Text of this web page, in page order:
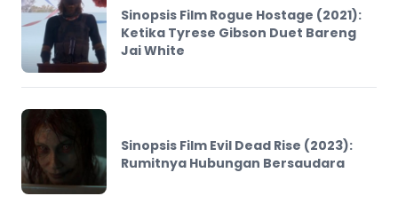
Sinopsis Film Rogue Hostage (2021):
Ketika Tyrese Gibson Duet Bareng
Jai White
Sinopsis Film Evil Dead Rise (2023):
Rumitnya Hubungan Bersaudara